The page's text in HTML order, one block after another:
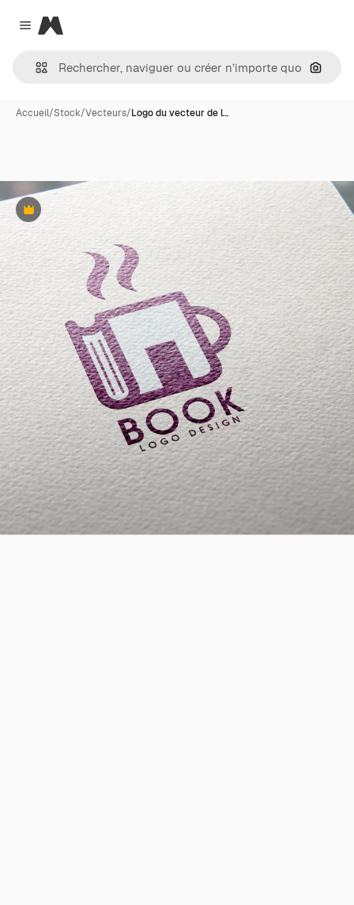
Close menu
Magnific
Accueil/Stock/Vecteurs/Logo du vecteur de l…
Premium